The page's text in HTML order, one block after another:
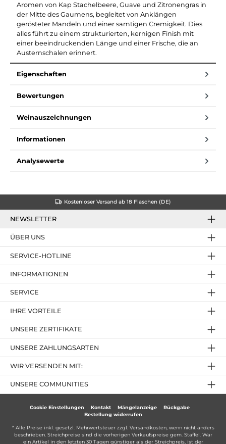
Aromen von Kap Stachelbeere, Guave und Zitronengras in
der Mitte des Gaumens, begleitet von Anklängen
gerösteter Mandeln und einer samtigen Cremigkeit. Dies
alles führt zu einem strukturierten, kernigen Finish mit
einer beeindruckenden Länge und einer Frische, die an
Austernschalen erinnert.
Eigenschaften
Bewertungen
Weinauszeichnungen
Informationen
Analysewerte
Kostenloser Versand ab 18 Flaschen (DE)
NEWSLETTER
SERVICE-HOTLINE
IHRE VORTEILE
UNSERE ZAHLUNGSARTEN
ÜBER UNS
UNSERE ZERTIFIKATE
INFORMATIONEN
SERVICE
UNSERE COMMUNITIES
WIR VERSENDEN MIT:
Cookie Einstellungen Kontakt Mängelanzeige
Rückgabe
Bestellung widerrufen
* Alle Preise inkl. gesetzl. Mehrwertsteuer zzgl. Versandkosten, wenn nicht anders
beschrieben. Streichpreise sind die vorherigen Verkaufspreise gem. Staffel. War
ein Artikel in den letzten 30 Tagen günstiger als der Streichpreis, ist der